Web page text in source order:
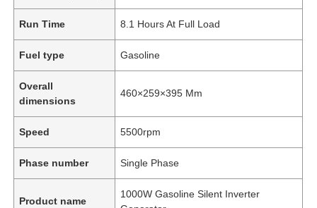
Run Time 8.1 Hours At Full Load
Fuel type Gasoline
Overall
dimensions
460×259×395 Mm
Speed 5500rpm
Phase number Single Phase
Product name
1000W Gasoline Silent Inverter